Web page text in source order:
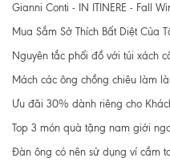
Gianni Conti - IN ITINERE - Fall
Mua Sắm Sở Thích Bất Diệt Của
Nguyên tắc phối đồ với túi xách
Mách các ông chồng chiêu làm
Ưu đãi 30% dành riêng cho
Top 3 món quà tặng nam giới
Đàn ông có nên sử dụng ví cầm